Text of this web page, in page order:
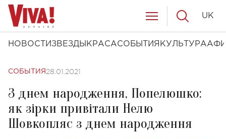
НОВОСТИ ЗВЕЗДЫ КРАСАСОБЫТИЯ КУЛЬТУРА
UK
СОБЫТИЯ 28.01.2021
З днем народження, Попелюшко:
як зірки привітали Нелю
Шовкопляс з днем народження